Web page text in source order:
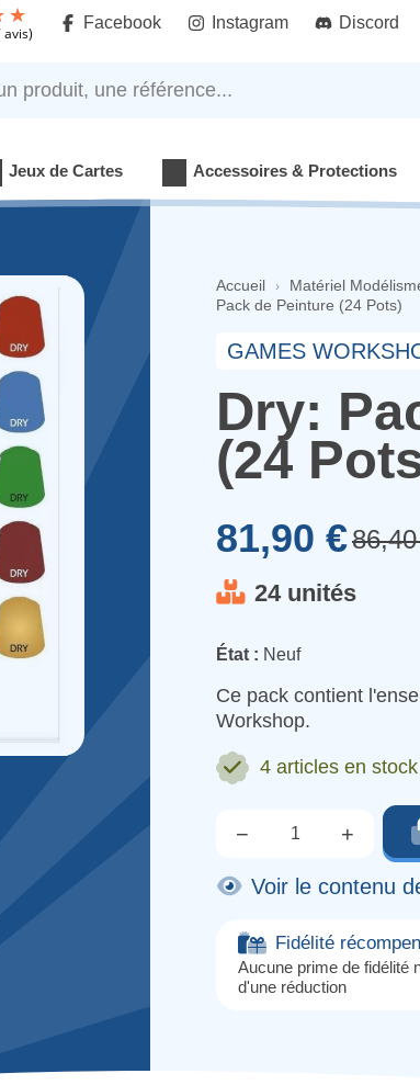
9.7 (2537 avis)
Facebook Instagram Discord
une référence...
Jeux de Cartes Accessoires & Protections
Accueil Matériel
Pack de Peinture (24 Pots)
GAMES
Dry:
(24
81,90 €
24 unités
État : Neuf
Ce pack contient
Workshop.
4 articles en stock
− +
Voir le contenu
Fidélité
Aucune prime de fidélité
d'une réduction